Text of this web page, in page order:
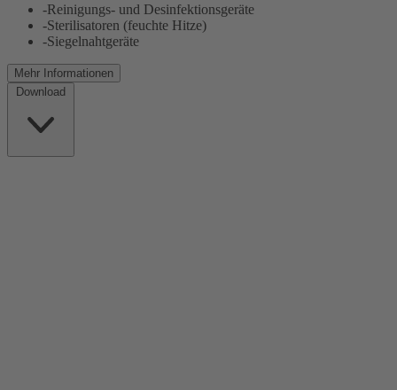
-Reinigungs- und Desinfektionsgeräte
-Sterilisatoren (feuchte Hitze)
-Siegelnahtgeräte
Mehr Informationen
Download